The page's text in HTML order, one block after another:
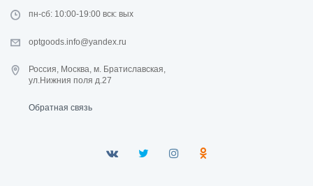
пн-сб: 10:00-19:00 вск: вых
optgoods.info@yandex.ru
Россия, Москва, м. Братиславская,
ул.Нижния поля д.27
Обратная связь